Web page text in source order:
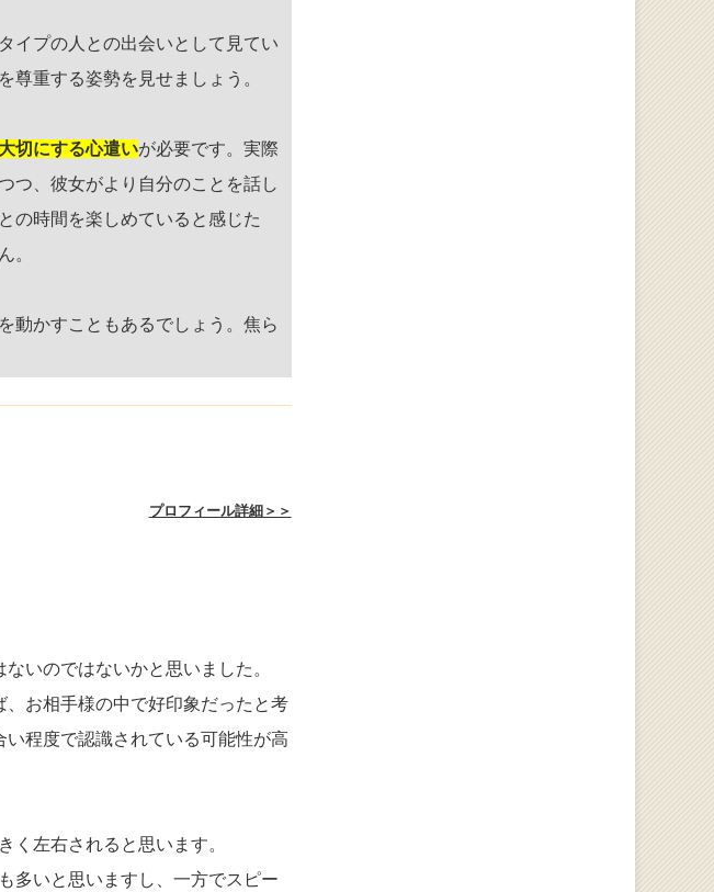
イプの人との出会いとして見てい
尊重する姿勢を見せましょう。
切にする心遣いが必要です。実際
つ、彼女がより自分のことを話し
の時間を楽しめていると感じた
。
動かすこともあるでしょう。焦ら
プロフィール詳細＞＞
いのではないかと思いました。
お相手様の中で好印象だったと考
程度で認識されている可能性が高
く左右されると思います。
多いと思いますし、一方でスピー